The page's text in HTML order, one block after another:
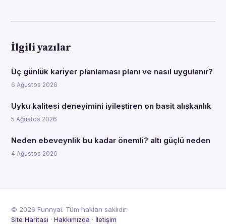
İlgili yazılar
Üç günlük kariyer planlaması planı ve nasıl uygulanır?
6 Ağustos 2026
Uyku kalitesi deneyimini iyileştiren on basit alışkanlık
5 Ağustos 2026
Neden ebeveynlik bu kadar önemli? altı güçlü neden
4 Ağustos 2026
© 2026 Funnyai. Tüm hakları saklıdır.
Site Haritası · Hakkımızda · İletişim